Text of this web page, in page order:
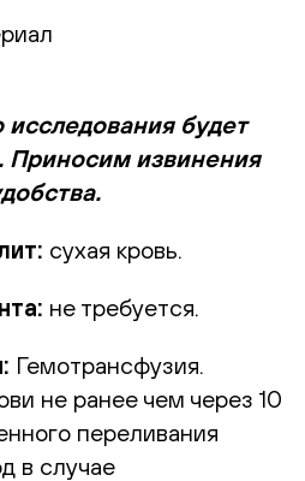
будет
Приносим извинения
сухая кровь.
не требуется.
Гемотрансфузия.
не ранее чем через 10
переливания
в случае